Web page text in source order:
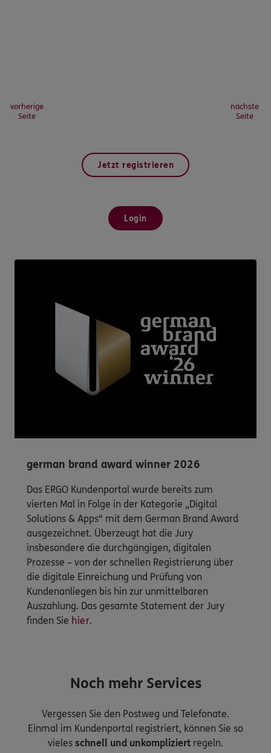
vorherige
Seite
nächste
Seite
Jetzt registrieren
Login
german brand award winner 2026
Das ERGO Kundenportal wurde bereits zum
vierten Mal in Folge in der Kategorie „Digital
Solutions & Apps“ mit dem German Brand Award
ausgezeichnet. Überzeugt hat die Jury
insbesondere die durchgängigen, digitalen
Prozesse – von der schnellen Registrierung über
die digitale Einreichung und Prüfung von
Kundenanliegen bis hin zur unmittelbaren
Auszahlung. Das gesamte Statement der Jury
finden Sie hier.
Noch mehr Services
Vergessen Sie den Postweg und Telefonate.
Einmal im Kundenportal registriert, können Sie so
vieles schnell und unkompliziert regeln.